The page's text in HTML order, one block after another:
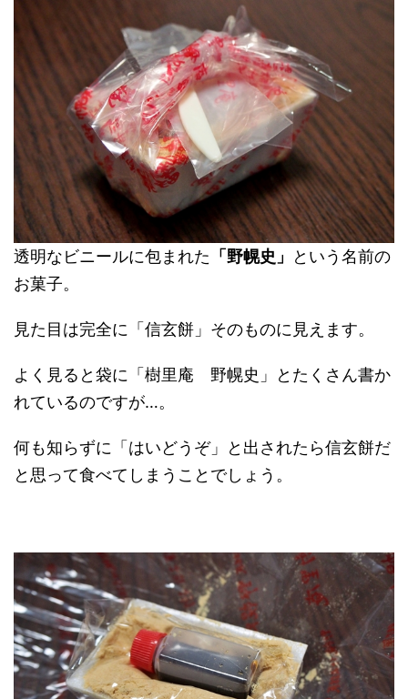
透明なビニールに包まれた 「野幌史」
という名前の
お菓子。
見た目は完全に「信玄餅」そのものに見えます。
よく見ると袋に「樹里庵 野幌史」とたくさん書か
れているのですが…。
何も知らずに「はいどうぞ」と出されたら信玄餅だ
と思って食べてしまうことでしょう。